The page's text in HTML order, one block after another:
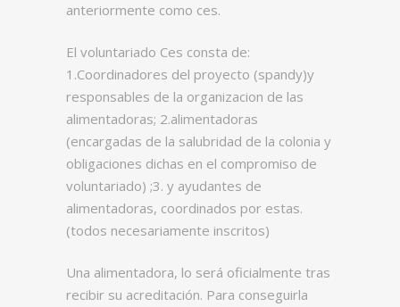
anteriormente como ces.
El voluntariado Ces consta de:
1.Coordinadores del proyecto (spandy)y
responsables de la organizacion de las
alimentadoras; 2.alimentadoras
(encargadas de la salubridad de la colonia y
obligaciones dichas en el compromiso de
voluntariado) ;3. y ayudantes de
alimentadoras, coordinados por estas.
(todos necesariamente inscritos)
Una alimentadora, lo será oficialmente tras
recibir su acreditación. Para conseguirla